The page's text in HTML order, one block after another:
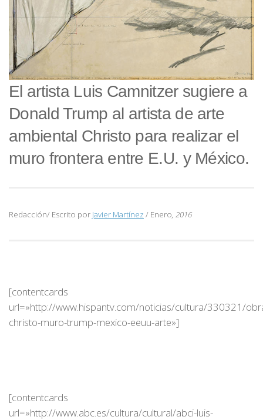
El artista Luis Camnitzer sugiere a
Donald Trump al artista de arte
ambiental Christo para realizar el
muro frontera entre E.U. y México.
Redacción/ Escrito por Javier Martínez / Enero, 2016
[contentcards
url=»http://www.hispantv.com/noticias/cultura/330321/
christo-muro-trump-mexico-eeuu-arte»]
[contentcards
url=»http://www.abc.es/cultura/cultural/abci-luis-